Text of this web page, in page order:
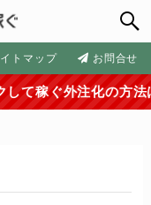
トマップ お問合せ
化の方法はコチラか